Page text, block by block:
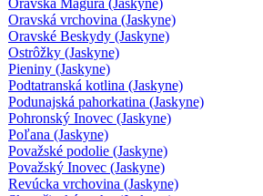
Oravská vrchovina (Jaskyne)
Oravské Beskydy (Jaskyne)
Ostrôžky (Jaskyne)
Pieniny (Jaskyne)
Podtatranská kotlina (Jaskyne)
Podunajská pahorkatina (Jaskyne)
Pohronský Inovec (Jaskyne)
Poľana (Jaskyne)
Považské podolie (Jaskyne)
Považský Inovec (Jaskyne)
Revúcka vrchovina (Jaskyne)